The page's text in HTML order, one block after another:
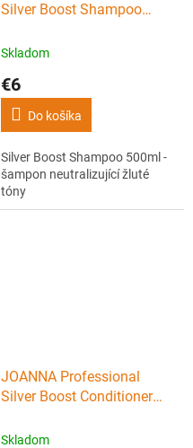
Silver Boost Shampoo
neutralizující žluté tóny
Skladom
€6
Do košíka
Silver Boost Shampoo 500ml -
šampon neutralizující žluté
tóny
JOANNA Professional
Silver Boost Conditioner
odstíny vlasů
Skladom